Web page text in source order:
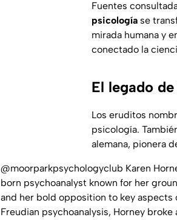
Fuentes
psicología se
mirada humana y
conectado la
El legado
Los eruditos
psicología.
alemana, pionera
@moorparkpsychologyclub Karen
born psychoanalyst known for her
and her bold opposition to key aspects
Freudian psychoanalysis, Horney